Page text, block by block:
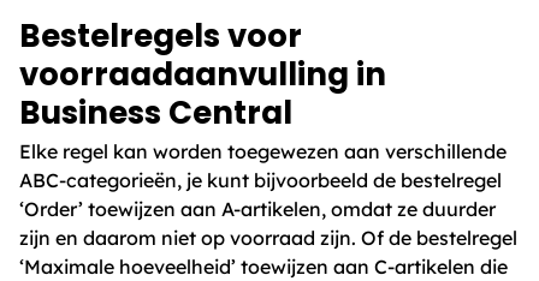
Bestelregels voor
voorraadaanvulling in
Business Central
Elke regel kan worden toegewezen aan verschillende
ABC-categorieën, je kunt bijvoorbeeld de bestelregel
‘Order’ toewijzen aan A-artikelen, omdat ze duurder
zijn en daarom niet op voorraad zijn. Of de bestelregel
‘Maximale hoeveelheid’ toewijzen aan C-artikelen die